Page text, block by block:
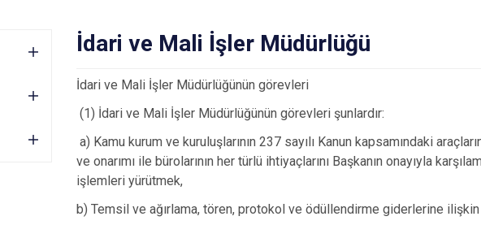
İdari ve Mali İşler Müdürlüğü
İdari ve Mali İşler Müdürlüğünün görevleri
(1) İdari ve Mali İşler Müdürlüğünün görevleri şunlardır:
a) Kamu kurum ve kuruluşlarının 237 sayılı Kanun kapsamındaki
ve onarımı ile bürolarının her türlü ihtiyaçlarını Başkanın onayıyla
işlemleri yürütmek,
b) Temsil ve ağırlama, tören, protokol ve ödüllendirme giderlerine